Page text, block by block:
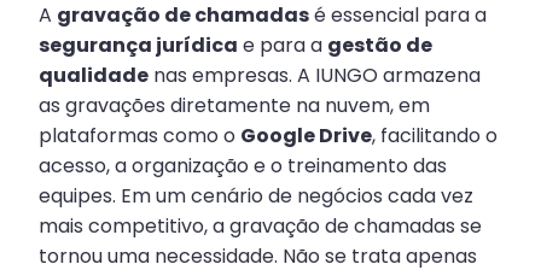
A gravação de chamadasé essencial para a
segurança jurídica e para a gestão de
qualidade nas empresas. A IUNGO armazena
as gravações diretamente na nuvem, em
plataformas como o Google Drive, facilitando o
acesso, a organização e o treinamento das
equipes. Em um cenário de negócios cada vez
mais competitivo, a gravação de chamadas se
tornou uma necessidade. Não se trata apenas